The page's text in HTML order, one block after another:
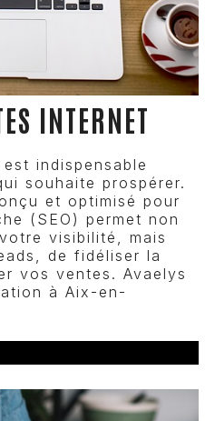
INTERNET
indispensable
souhaite prospérer.
et optimisé pour
(SEO) permet non
visibilité, mais
de fidéliser la
vos ventes. Avaelys
à Aix-en-